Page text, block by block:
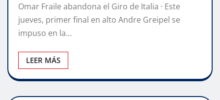
Omar Fraile abandona el Giro de Italia · Este
jueves, primer final en alto Andre Greipel se
impuso en la…
LEER MÁS